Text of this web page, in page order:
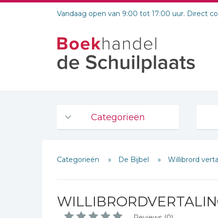
Vandaag open van 9:00 tot 17:00 uur. Direct
Categorieën
De Bijbel
Bijbelse Dagboeken 2026
Bijbelstudie groepen
Categorieën De Bijbel Willibrord
Schrijf hieronder je review!